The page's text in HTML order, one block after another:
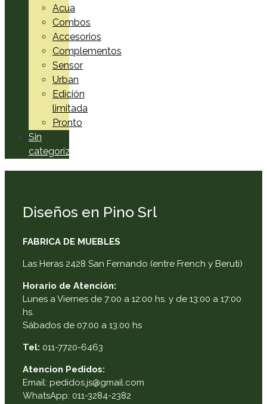
Acua
Combos
Accesorios
Complementos
Sensor
Urban
Edición
limitada
Pronto
Sin
categorizar
Diseños en Pino Srl
FABRICA DE MUEBLES
Las Heras 2428 San Fernando (entre French y Beruti)
Horario de Atención:
Lunes a Viernes de 7:00 a 12:00 hs. y de 13:00 a 17:00
hs.
Sábados de 07.00 a 13.00 hs
Tel: 011-7720-6463
Atencion Pedidos:
Email: pedidos.js@gmail.com
WhatsApp: 011-3284-2382